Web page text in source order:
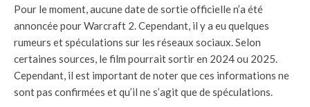
Pour le moment, aucune date de sortie officielle n’a été
annoncée pour Warcraft 2. Cependant, il y a eu quelques
rumeurs et spéculations sur les réseaux sociaux. Selon
certaines sources, le film pourrait sortir en 2024 ou 2025.
Cependant, il est important de noter que ces informations ne
sont pas confirmées et qu’il ne s’agit que de spéculations.